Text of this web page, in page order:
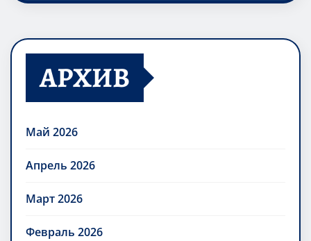
АРХИВ
Май 2026
Апрель 2026
Март 2026
Февраль 2026